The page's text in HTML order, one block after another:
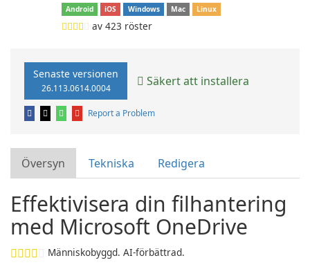
Android iOS Windows Mac Linux
av 423 röster
Senaste versionen
26.113.0614.0004 Säkert att installera
Report a Problem
Översyn Tekniska Redigera
Effektivisera din filhantering
med Microsoft OneDrive
Människobyggd. AI-förbättrad.